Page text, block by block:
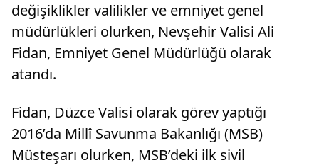
değişiklikler valilikler ve emniyet genel
müdürlükleri olurken, Nevşehir Valisi Ali
Fidan, Emniyet Genel Müdürlüğü olarak
atandı.
Fidan, Düzce Valisi olarak görev yaptığı
2016’da Millî Savunma Bakanlığı (MSB)
Müsteşarı olurken, MSB’deki ilk sivil